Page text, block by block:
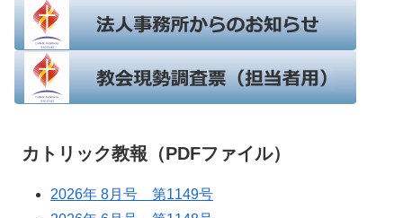
カトリック教報（PDFファイル）
2026年 8月号 第1149号